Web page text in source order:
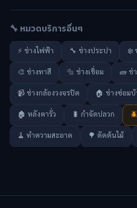
🔧 หมวดบริการอื่นๆ
⚡ ช่างไฟฟ้า 🔧 ช่างประปา ❄️
🎨 ช่างทาสี 🔩 ช่างเชื่อม 🧱 ช่
📹 ช่างกล้องวงจรปิด 🏠 ช่างซ่อม
🏚️ หลังคารั่ว 🐛 กำจัดปลวก
🧹 ทำความสะอาด 🌳 ตัดต้นไม้